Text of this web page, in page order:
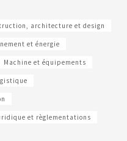
architecture et design
et énergie
Machine et équipements
et règlementations